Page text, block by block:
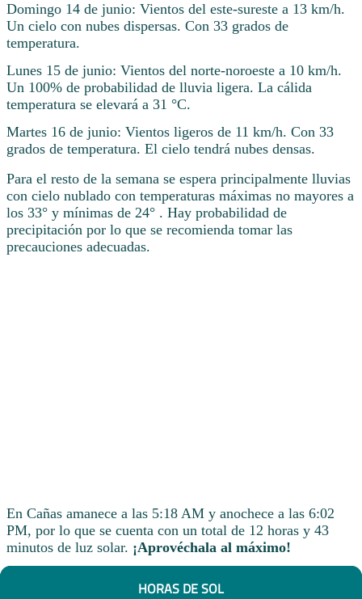
Domingo 14 de junio: Vientos del este-sureste a 13 km/h.
Un cielo con nubes dispersas. Con 33 grados de
temperatura.
Lunes 15 de junio: Vientos del norte-noroeste a 10 km/h.
Un 100% de probabilidad de lluvia ligera. La cálida
temperatura se elevará a 31 °C.
Martes 16 de junio: Vientos ligeros de 11 km/h. Con 33
grados de temperatura. El cielo tendrá nubes densas.
Para el resto de la semana se espera principalmente lluvias
con cielo nublado con temperaturas máximas no mayores a
los 33° y mínimas de 24° . Hay probabilidad de
precipitación por lo que se recomienda tomar las
precauciones adecuadas.
En Cañas amanece a las 5:18 AM y anochece a las 6:02
PM, por lo que se cuenta con un total de 12 horas y 43
minutos de luz solar. ¡Aprovéchala al máximo!
HORAS DE SOL